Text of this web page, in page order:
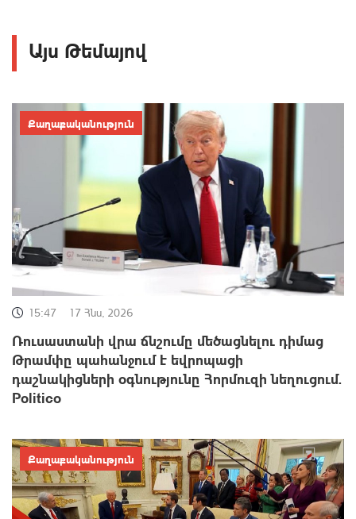
Այս Թեմայով
15:47 17 Հնս, 2026
Ռուսաստանի վրա ճնշումը մեծացնելու դիմաց
Թրամփը պահանջում է եվրոպացի
դաշնակիցների օգնությունը Հորմուզի նեղուցում.
Politico
Քաղաքականություն
Քաղաքականություն